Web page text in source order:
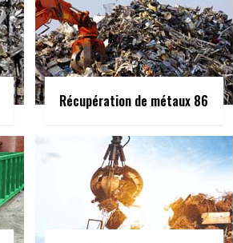
Récupération de métaux 86